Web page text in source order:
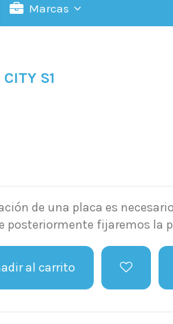
Marcas
S1
de una placa es
posteriormente fijaremos la
al carrito